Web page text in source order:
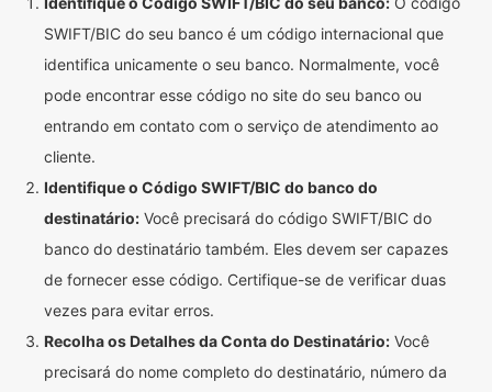
SWIFT/BIC do seu banco é um código internacional que
identifica unicamente o seu banco. Normalmente, você
pode encontrar esse código no site do seu banco ou
entrando em contato com o serviço de atendimento ao
cliente.
Identifique o Código SWIFT/BIC do banco do
destinatário: Você precisará do código SWIFT/BIC do
banco do destinatário também. Eles devem ser capazes
de fornecer esse código. Certifique-se de verificar duas
vezes para evitar erros.
Recolha os Detalhes da Conta do Destinatário: Você
precisará do nome completo do destinatário, número da